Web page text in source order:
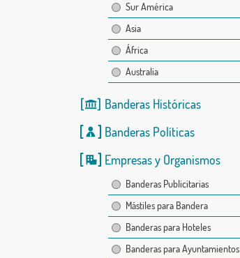
Sur América
Asia
África
Australia
Banderas Históricas
Banderas Políticas
Empresas y Organismos
Banderas Publicitarias
Mástiles para Bandera
Banderas para Hoteles
Banderas para Ayuntamientos